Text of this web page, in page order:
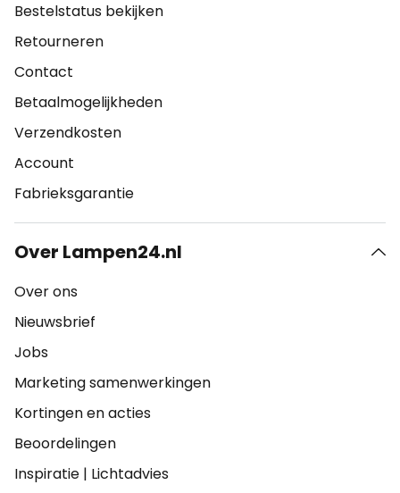
Bestelstatus bekijken
Retourneren
Contact
Betaalmogelijkheden
Verzendkosten
Account
Fabrieksgarantie
Over Lampen24.nl
Over ons
Nieuwsbrief
Jobs
Marketing samenwerkingen
Kortingen en acties
Beoordelingen
Inspiratie | Lichtadvies